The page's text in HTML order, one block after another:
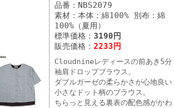
品番：NBS2079
素材：本体：綿100% 別布：綿
100%（夏用）
標準価格： 3190円
販売価格： 2233円
Cloudnineレディースの前あき5分
袖肩ドロップブラウス。
ダブルガーゼの柔らかさが心地良い
小さなドット柄のブラウス。
ちらっと見える裏表の配色感がかわ